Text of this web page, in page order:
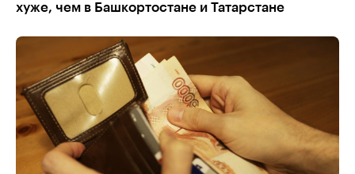
хуже, чем в Башкортостане и Татарстане